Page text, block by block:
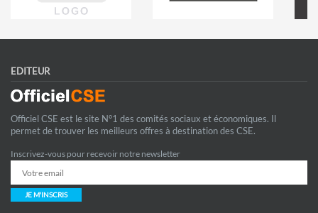
EDITEUR
Officiel CSE est le site N°1 des comités sociaux et économiques. Il
permet de trouver les meilleurs offres à destination des CSE.
Inscrivez-vous pour recevoir notre newsletter
JE M'INSCRIS